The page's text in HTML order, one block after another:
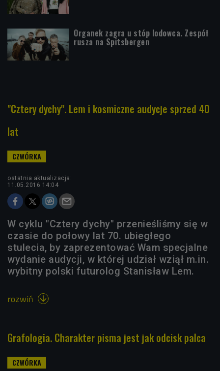
Organek zagra u stóp lodowca. Zespół
rusza na Spitsbergen
"Cztery dychy". Lem i kosmiczne audycje sprzed 40
lat
ostatnia aktualizacja:
11.05.2016 14:04
W cyklu "Cztery dychy" przenieśliśmy się w
czasie do połowy lat 70. ubiegłego
stulecia, by zaprezentować Wam specjalne
wydanie audycji, w której udział wziął m.in.
wybitny polski futurolog Stanisław Lem.
rozwiń 
Grafologia. Charakter pisma jest jak odcisk palca